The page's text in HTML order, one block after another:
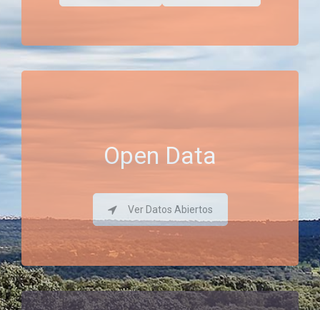
Open Data
Ver Datos Abiertos